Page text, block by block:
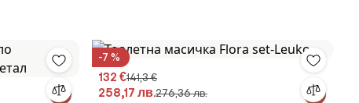
-7 %
132 €141,3 €
258,17 лв.276,36 лв.